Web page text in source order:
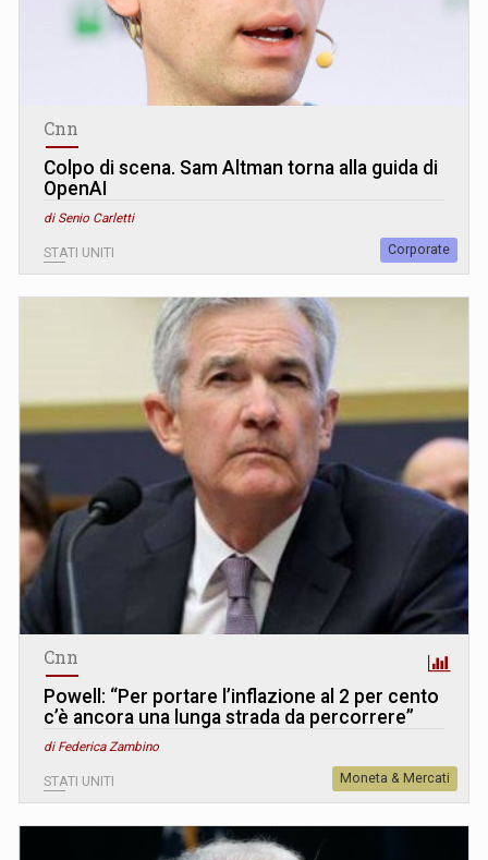
Cnn
Colpo di scena. Sam Altman torna alla guida di
OpenAI
di Senio Carletti
STATI UNITI Corporate
Cnn
Powell: “Per portare l’inflazione al 2 per cento
c’è ancora una lunga strada da percorrere”
di Federica Zambino
STATI UNITI Moneta & Mercati